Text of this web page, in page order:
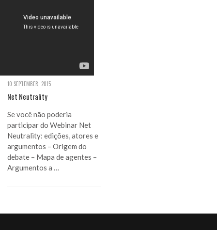
10 SEPTEMBER, 2015
Net Neutrality
Se você não poderia
participar do Webinar Net
Neutrality: edições, atores e
argumentos – Origem do
debate – Mapa de agentes –
Argumentos a …